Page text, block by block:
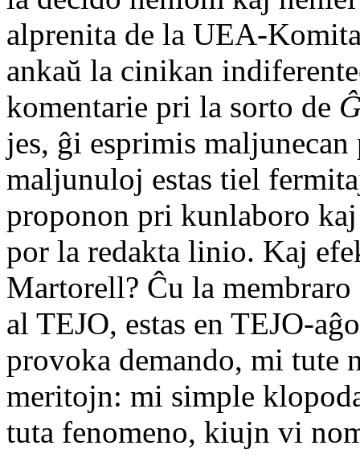
alprenita de la UEA-
ankaŭ la cinikan
komentarie pri la sorto de
jes, ĝi esprimis
maljunuloj estas tiel
proponon pri kunlaboro
por la redakta linio. Kaj
Martorell? Ĉu la
al TEJO, estas en TEJO-
provoka demando, mi tute
meritojn: mi simple
tuta fenomeno, kiujn vi